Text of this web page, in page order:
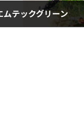
ムテックグリーン